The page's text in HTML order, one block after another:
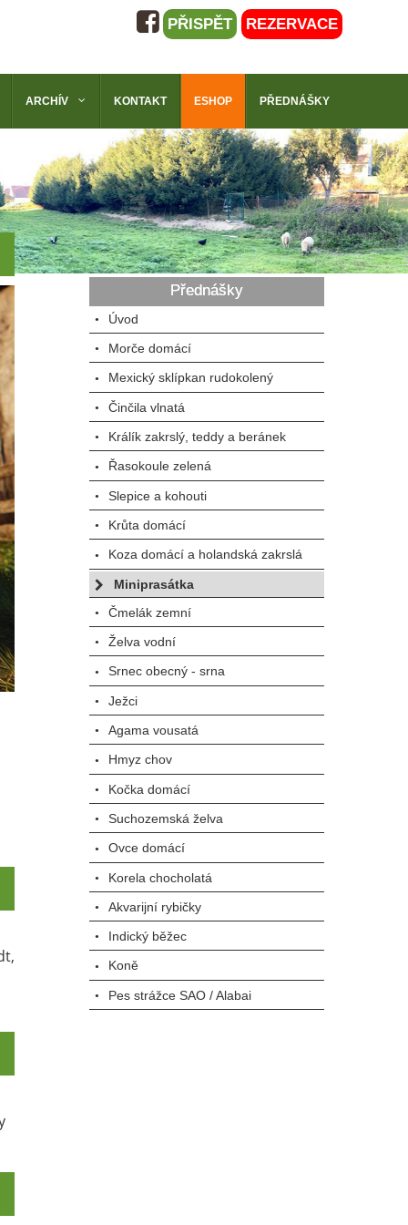
REZERVACE
PŘISPĚT
ARCHÍV KONTAKT ESHOP PŘEDNÁŠKY
Přednášky
Úvod
Morče domácí
Mexický sklípkan rudokolený
Činčila vlnatá
Králík zakrslý, teddy a beránek
Řasokoule zelená
Slepice a kohouti
Krůta domácí
Koza domácí a holandská zakrslá
Miniprasátka
Čmelák zemní
Želva vodní
Srnec obecný - srna
Ježci
Agama vousatá
Hmyz chov
Kočka domácí
Suchozemská želva
Ovce domácí
Korela chocholatá
Akvarijní rybičky
Indický běžec
Koně
Pes strážce SAO / Alabai